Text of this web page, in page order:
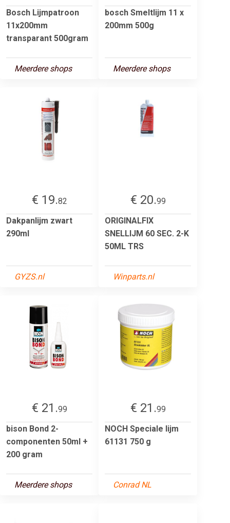
Bosch Lijmpatroon
11x200mm
transparant 500gram
Meerdere shops
bosch Smeltlijm 11 x
200mm 500g
Meerdere shops
€ 19.82
Dakpanlijm zwart
290ml
GYZS.nl
€ 20.99
ORIGINALFIX
SNELLIJM 60 SEC. 2-K
50ML TRS
Winparts.nl
€ 21.99
bison Bond 2-
componenten 50ml +
200 gram
Meerdere shops
€ 21.99
NOCH Speciale lijm
61131 750 g
Conrad NL